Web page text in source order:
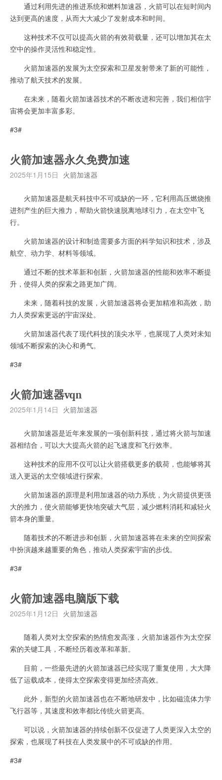
通过利用先进的推进系统和燃料加速器，火箭可以在短时间内
达到更高的速度，从而大大减少了发射成本和时间。
这种技术不仅可以提高火箭的有效荷载量，还可以增加其在太
空中的操作灵活性和稳定性。
火箭加速器的发展为太空探索和卫星发射带来了新的可能性，
推动了航天技术的发展。
在未来，随着火箭加速器技术的不断改进和完善，我们相信宇
宙将会更加丰富多彩。
#3#
火箭加速器永久免费加速
2025年1月15日 火箭加速器
火箭加速器是航天科技中不可或缺的一环，它利用高压燃烧推
进剂产生的巨大推力，帮助火箭快速脱离地球引力，在太空中飞
行。
火箭加速器的设计和制造需要多方面的科学知识和技术，涉及
航空、动力学、材料等领域。
通过不断的技术革新和创新，火箭加速器的性能和效率不断提
升，使得人类的探索之路更加广阔。
未来，随着科技的发展，火箭加速器将会更加精准和高效，助
力人类探索更远的宇宙深处。
火箭加速器代表了现代科技的顶尖水平，也展现了人类对未知
领域不断探索的决心和勇气。
#3#
火箭加速器vqn
2025年1月14日 火箭加速器
火箭加速器是近年来发展的一项创新科技，通过将火箭与加速
器相结合，可以大大提高火箭的起飞速度和飞行效率。
这种技术的应用不仅可以让火箭搭载更多的载荷，也能够将其
送入更远的太空领域进行探索。
火箭加速器的原理是利用加速器的动力系统，为火箭提供更强
大的推力，使火箭能够更快地突破大气层，减少燃料消耗和减轻火
箭本身的重量。
随着技术的不断进步和创新，火箭加速器将在未来的空间探索
中扮演越来越重要的角色，推动人类探索宇宙的步伐。
#3#
火箭加速器电脑版下载
2025年1月12日 火箭加速器
随着人类对太空探索的热情愈发高涨，火箭加速器作为太空探
索的关键工具，不断经历着改革和革新。
目前，一些最先进的火箭加速器已经实现了重复使用，大大降
低了运载成本，使得太空探索变得更加经济高效。
此外，新型的火箭加速器也在不断地研发中，比如磁流体力学
飞行器等，其速度和效率都比传统火箭更高。
可以说，火箭加速器的持续创新不仅促进了人类更深入太空的
探索，也展现了科技在人类发展中的不可或缺的作用。
#3#